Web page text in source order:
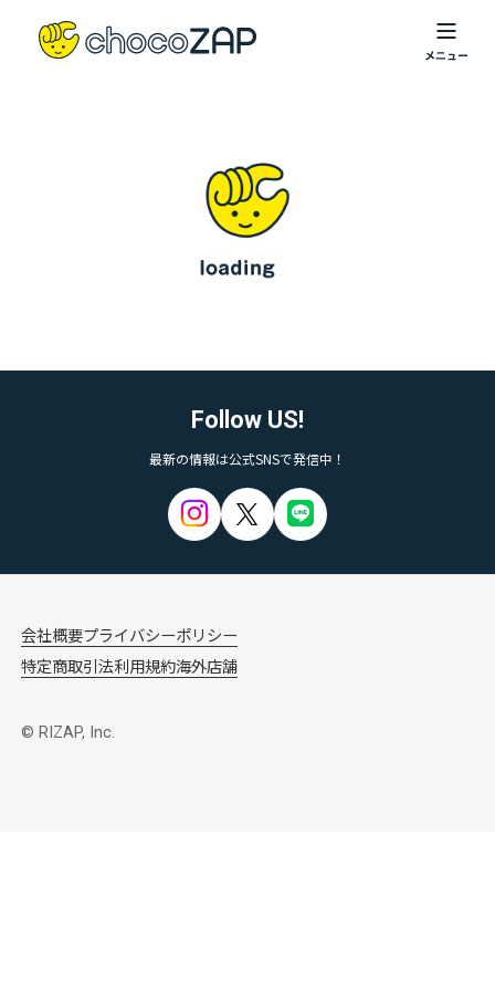
Follow US!
最新の情報は公式SNSで発信中！
会社概要プライバシーポリシー
特定商取引法利用規約海外店舗
© RIZAP, Inc.